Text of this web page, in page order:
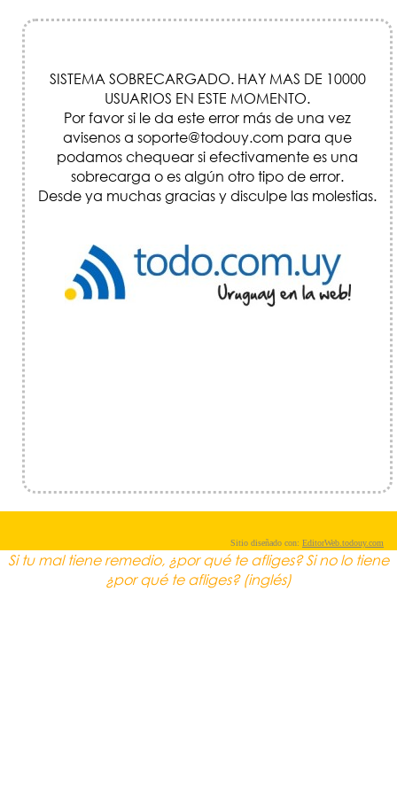
SISTEMA SOBRECARGADO. HAY MAS DE 10000
USUARIOS EN ESTE MOMENTO.
Por favor si le da este error más de una vez
avisenos a soporte@todouy.com para que
podamos chequear si efectivamente es una
sobrecarga o es algún otro tipo de error.
Desde ya muchas gracias y disculpe las molestias.
Sitio diseñado con: EditorWeb.todouy.com
Si tu mal tiene remedio, ¿por qué te afliges? Si no lo tiene
¿por qué te afliges? (inglés)